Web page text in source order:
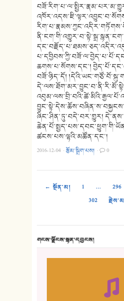
ཆགས་པ་སོགས་དང་།
བཟོ་ཉིད་དོ།
ཞིང་ཤིན་ཏུ་བདེ་བར་གྱུར།
ཚངས་པས་ལྷའི་མཚོན་དང་།
2016-12-04 ·རྩོམ་སྒྲིག་པས། · 0
← སྔོན་མ། 1 … 296
302
གངས་ལྗོངས་སྙན་དབྱངས།